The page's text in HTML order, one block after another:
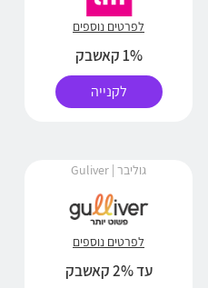
לפרטים נוספים
1% קאשבק
לקנייה
גוליבר | Guliver
לפרטים נוספים
עד 2% קאשבק